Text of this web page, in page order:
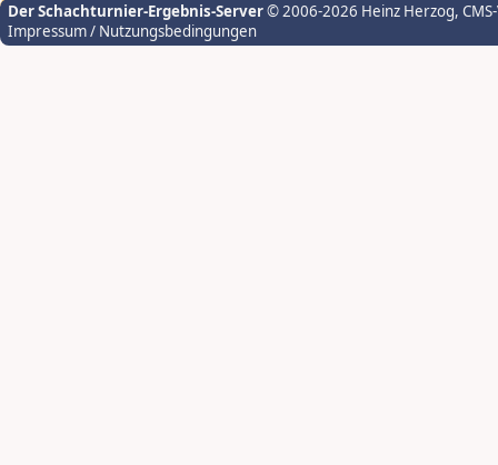
Der Schachturnier-Ergebnis-Server© 2006-2026 Heinz Herzog,
Impressum / Nutzungsbedingungen